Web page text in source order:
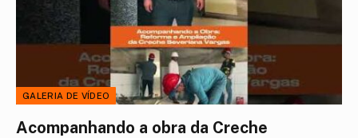
GALERIA DE VÍDEO
Acompanhando a obra da Creche